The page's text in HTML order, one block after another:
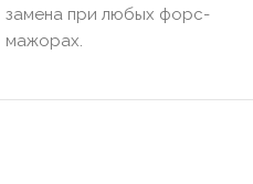
замена при любых форс-
мажорах.